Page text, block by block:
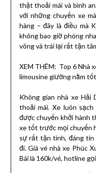
thật thoải mái và bình
với những chuyến xe
hàng – đây là điều mà
không bao giờ phóng
võng và trái lại rất tận
XEM THÊM: Top 6 Nhà
limousine giường nằm
Không gian nhà xe Hải
thoải mái. Xe luôn
được chuyến khởi hành
xe tốt trước mọi chuyến
sự rất tận tình, đáng tin
đi. Giá vé nhà xe Phúc
Bái là 160k/vé, hotline